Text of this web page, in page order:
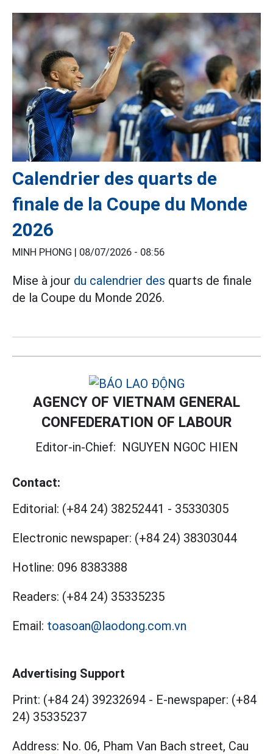
Calendrier des quarts de
finale de la Coupe du Monde
2026
MINH PHONG | 08/07/2026 - 08:56
Mise à jour du calendrier des quarts de finale
de la Coupe du Monde 2026.
AGENCY OF VIETNAM GENERAL
CONFEDERATION OF LABOUR
Editor-in-Chief: NGUYEN NGOC HIEN
Contact:
Editorial: (+84 24) 38252441 - 35330305
Electronic newspaper: (+84 24) 38303044
Hotline: 096 8383388
Readers: (+84 24) 35335235
Email: toasoan@laodong.com.vn
Advertising Support
Print: (+84 24) 39232694 - E-newspaper: (+84
24) 35335237
Address: No. 06, Pham Van Bach street, Cau